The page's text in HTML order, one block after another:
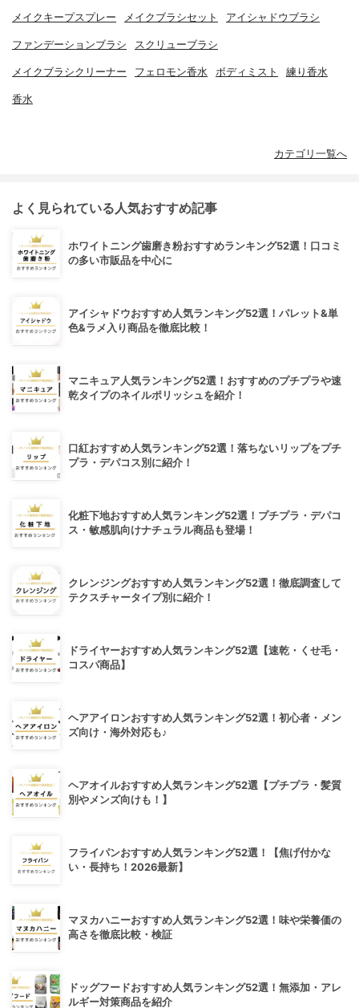
メイクキープスプレー メイクブラシセット アイシャドウブラシ
ファンデーションブラシ スクリューブラシ
メイクブラシクリーナー フェロモン香水 ボディミスト 練り香水
香水
カテゴリ一覧へ
よく見られている人気おすすめ記事
ホワイトニング歯磨き粉おすすめランキング52選！口コミ
の多い市販品を中心に
アイシャドウおすすめ人気ランキング52選！パレット&単
色&ラメ入り商品を徹底比較！
マニキュア人気ランキング52選！おすすめのプチプラや速
乾タイプのネイルポリッシュを紹介！
口紅おすすめ人気ランキング52選！落ちないリップをプチ
プラ・デパコス別に紹介！
化粧下地おすすめ人気ランキング52選！プチプラ・デパコ
ス・敏感肌向けナチュラル商品も登場！
クレンジングおすすめ人気ランキング52選！徹底調査して
テクスチャータイプ別に紹介！
ドライヤーおすすめ人気ランキング52選【速乾・くせ毛・
コスパ商品】
ヘアアイロンおすすめ人気ランキング52選！初心者・メン
ズ向け・海外対応も♪
ヘアオイルおすすめ人気ランキング52選【プチプラ・髪質
別やメンズ向けも！】
フライパンおすすめ人気ランキング52選！【焦げ付かな
い・長持ち！2026最新】
マヌカハニーおすすめ人気ランキング52選！味や栄養価の
高さを徹底比較・検証
ドッグフードおすすめ人気ランキング52選！無添加・アレ
ルギー対策商品を紹介